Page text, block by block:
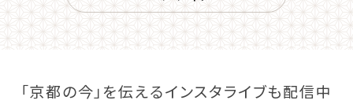
「京都の今」を伝えるインスタライブも配信中